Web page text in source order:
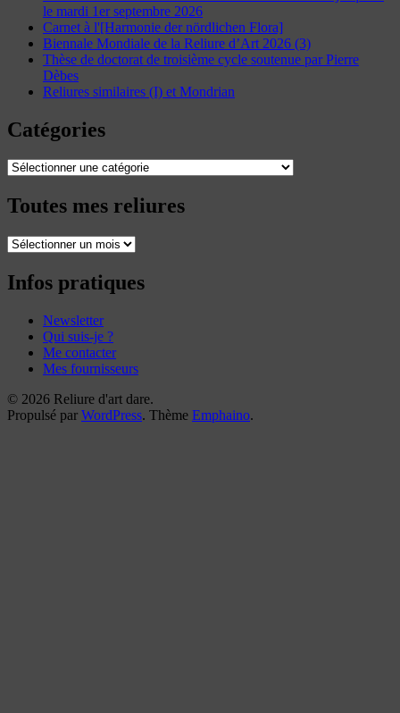
le mardi 1er septembre 2026
Carnet à l'[Harmonie der nördlichen Flora]
Biennale Mondiale de la Reliure d’Art 2026 (3)
Thèse de doctorat de troisième cycle soutenue par Pierre
Dèbes
Reliures similaires (I) et Mondrian
Catégories
Catégories
Toutes mes reliures
Toutes
reliures
Infos pratiques
Newsletter
Qui suis-je ?
Me contacter
Mes fournisseurs
© 2026 Reliure d'art dare.
Propulsé par WordPress. Thème Emphaino.